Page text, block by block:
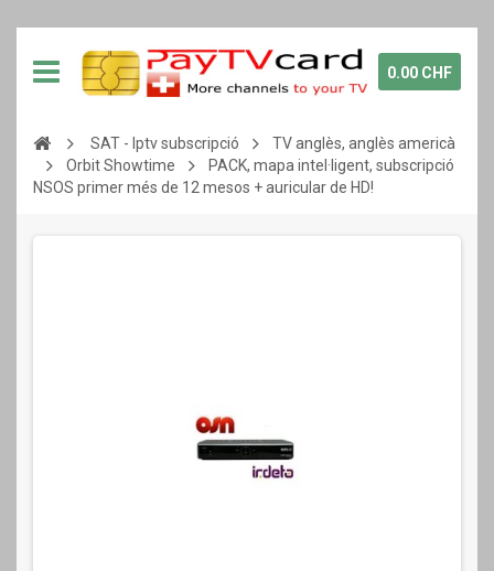
0.00 CHF
SAT - Iptv subscripció
TV anglès, anglès americà
Orbit Showtime
PACK, mapa intel·ligent, subscripció
NSOS primer més de 12 mesos + auricular de HD!